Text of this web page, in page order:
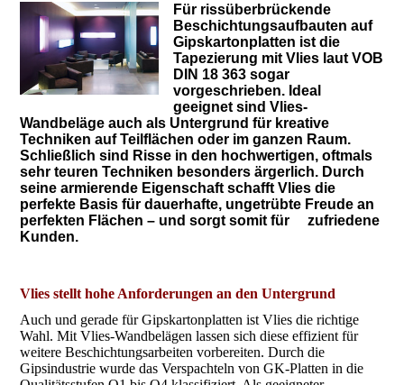
Für rissüberbrückende
Beschichtungsaufbauten auf
Gipskartonplatten ist die
Tapezierung mit Vlies laut VOB
DIN 18 363 sogar
vorgeschrieben. Ideal
geeignet sind Vlies-
Wandbeläge auch als Untergrund für kreative
Techniken auf Teilflächen oder im ganzen Raum.
Schließlich sind Risse in den hochwertigen, oftmals
sehr teuren Techniken besonders ärgerlich. Durch
seine armierende Eigenschaft schafft Vlies die
perfekte Basis für dauerhafte, ungetrübte Freude an
perfekten Flächen – und sorgt somit für zufriedene
Kunden.
Vlies stellt hohe Anforderungen an den Untergrund
Auch und gerade für Gipskartonplatten ist Vlies die richtige
Wahl. Mit Vlies-Wandbelägen lassen sich diese effizient für
weitere Beschichtungsarbeiten vorbereiten. Durch die
Gipsindustrie wurde das Verspachteln von GK-Platten in die